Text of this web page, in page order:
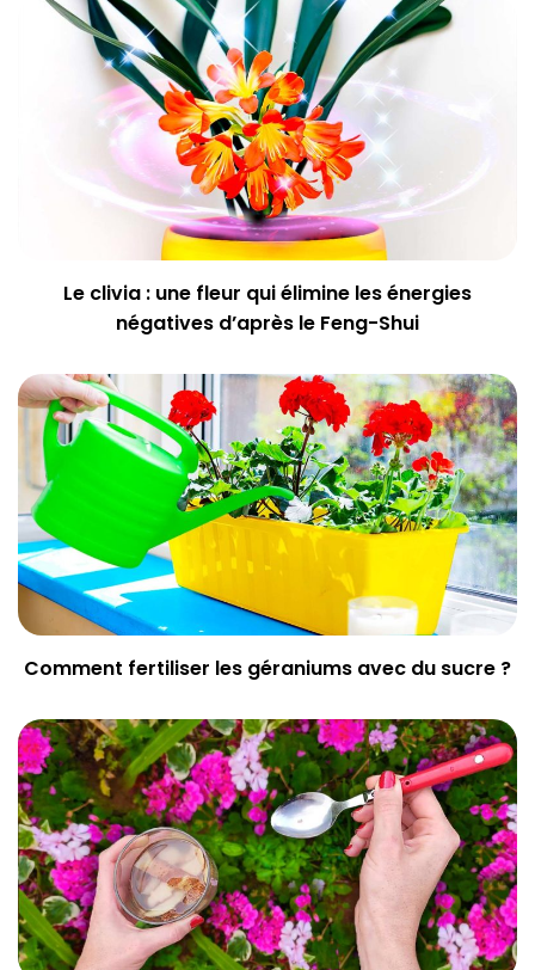
Le clivia : une fleur qui élimine les énergies
négatives d’après le Feng-Shui
Comment fertiliser les géraniums avec du sucre ?